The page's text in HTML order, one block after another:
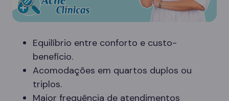
Equilíbrio entre conforto e custo-
benefício.
Acomodações em quartos duplos ou
triplos.
Maior frequência de atendimentos